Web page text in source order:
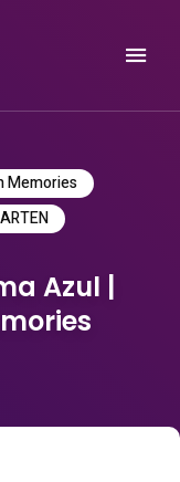
Memories
Azul |